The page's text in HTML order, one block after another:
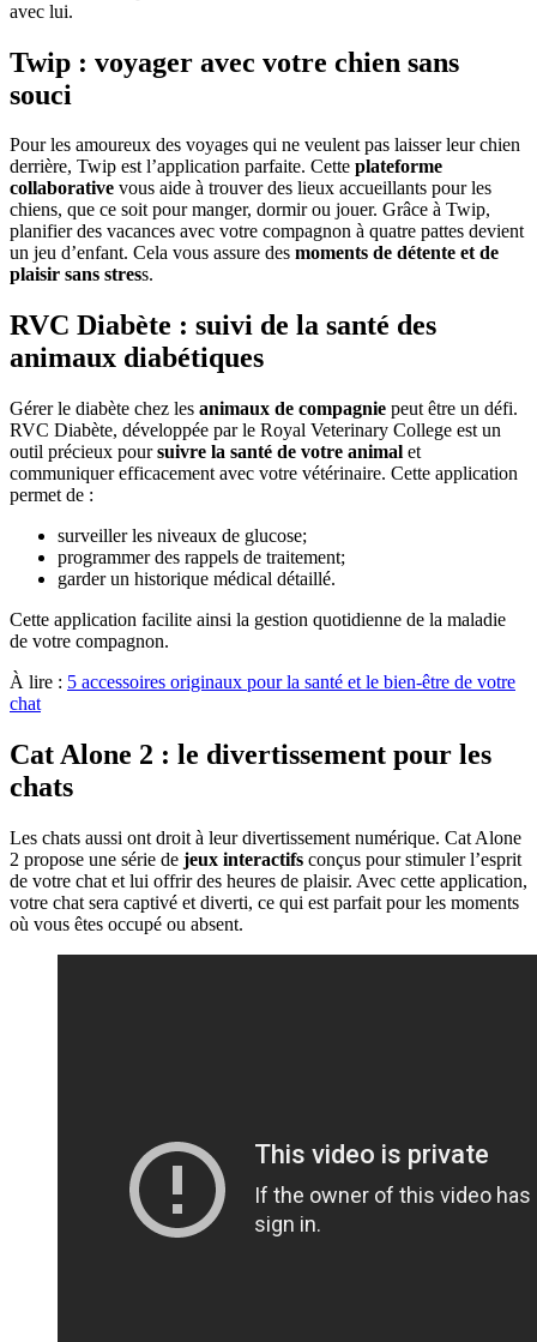
avec lui.
Twip : voyager avec votre chien sans
souci
Pour les amoureux des voyages qui ne veulent pas laisser leur chien
derrière, Twip est l’application parfaite. Cette plateforme
collaborative vous aide à trouver des lieux accueillants pour les
chiens, que ce soit pour manger, dormir ou jouer. Grâce à Twip,
planifier des vacances avec votre compagnon à quatre pattes devient
un jeu d’enfant. Cela vous assure des moments de détente et de
plaisir sans stress.
RVC Diabète : suivi de la santé des
animaux diabétiques
Gérer le diabète chez les animaux de compagnie peut être un défi.
RVC Diabète, développée par le Royal Veterinary College est un
outil précieux poursuivre la santé de votre animal et
communiquer efficacement avec votre vétérinaire. Cette application
permet de :
surveiller les niveaux de glucose;
programmer des rappels de traitement;
garder un historique médical détaillé.
Cette application facilite ainsi la gestion quotidienne de la maladie
de votre compagnon.
À lire : 5 accessoires originaux pour la santé et le bien-être de votre
chat
Cat Alone 2 : le divertissement pour les
chats
Les chats aussi ont droit à leur divertissement numérique. Cat Alone
2 propose une série de jeux interactifs conçus pour stimuler l’esprit
de votre chat et lui offrir des heures de plaisir. Avec cette application,
votre chat sera captivé et diverti, ce qui est parfait pour les moments
où vous êtes occupé ou absent.